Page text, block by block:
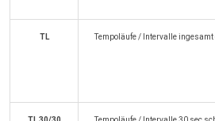
TL
Tempoläufe / Intervalle